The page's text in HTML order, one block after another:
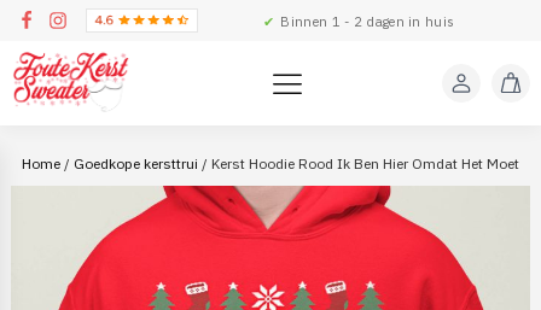
✔ Binnen 1 - 2 dagen in huis
Home / Goedkope kersttrui / Kerst Hoodie Rood Ik Ben Hier Omdat Het Moet